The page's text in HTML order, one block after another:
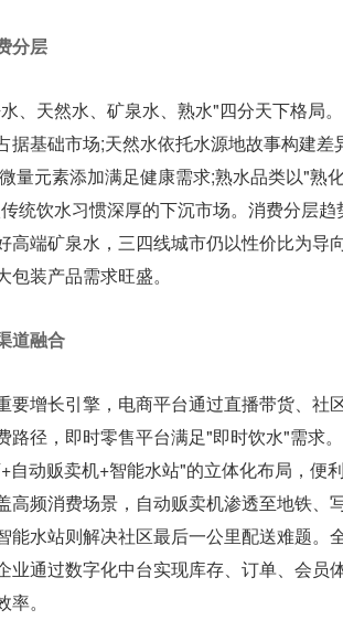
深
中
文
English
日
本
分层
、天然水、矿泉水、熟水"四分天下格局
据基础市场;天然水依托水源地故事构建差
量元素添加满足健康需求;熟水品类以"熟
统饮水习惯深厚的下沉市场。消费分层趋
高端矿泉水，三四线城市仍以性价比为导
装产品需求旺盛。
道融合
要增长引擎，电商平台通过直播带货、社
路径，即时零售平台满足"即时饮水"需求
自动贩卖机+智能水站"的立体化布局，便
高频消费场景，自动贩卖机渗透至地铁、
能水站则解决社区最后一公里配送难题。
业通过数字化中台实现库存、订单、会员
。